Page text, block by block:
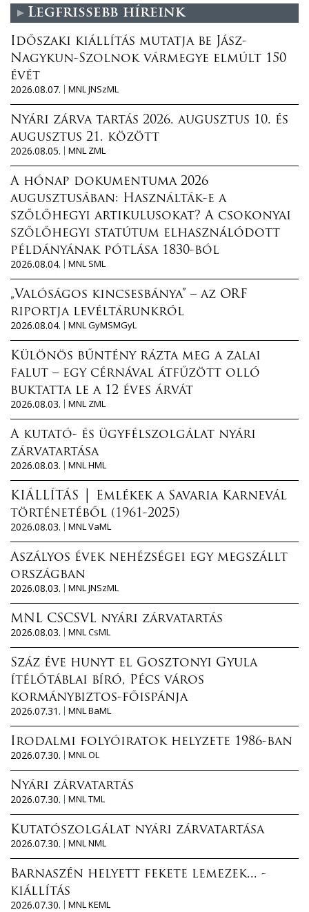
Legfrissebb híreink
Időszaki kiállítás mutatja be Jász-
Nagykun-Szolnok vármegye elmúlt 150
évét
2026.08.07.
MNL JNSzML
Nyári zárva tartás 2026. augusztus 10. és
augusztus 21. között
2026.08.05.
MNL ZML
A hónap dokumentuma 2026
augusztusában: Használták-e a
szőlőhegyi artikulusokat? A csokonyai
szőlőhegyi statútum elhasználódott
példányának pótlása 1830-ból
2026.08.04.
MNL SML
„Valóságos kincsesbánya” – az ORF
riportja levéltárunkról
2026.08.04.
MNL GyMSMGyL
Különös bűntény rázta meg a zalai
falut – egy cérnával átfűzött olló
buktatta le a 12 éves árvát
2026.08.03.
MNL ZML
A kutató- és ügyfélszolgálat nyári
zárvatartása
2026.08.03.
MNL HML
KIÁLLÍTÁS │ Emlékek a Savaria Karnevál
történetéből (1961-2025)
2026.08.03.
MNL VaML
Aszályos évek nehézségei egy megszállt
országban
2026.08.03.
MNL JNSzML
MNL CSCSVL nyári zárvatartás
2026.08.03.
MNL CsML
Száz éve hunyt el Gosztonyi Gyula
ítélőtáblai bíró, Pécs város
kormánybiztos-főispánja
2026.07.31.
MNL BaML
Irodalmi folyóiratok helyzete 1986-ban
2026.07.30.
MNL OL
Nyári zárvatartás
2026.07.30.
MNL TML
Kutatószolgálat nyári zárvatartása
2026.07.30.
MNL NML
Barnaszén helyett fekete lemezek... -
kiállítás
2026.07.30.
MNL KEML